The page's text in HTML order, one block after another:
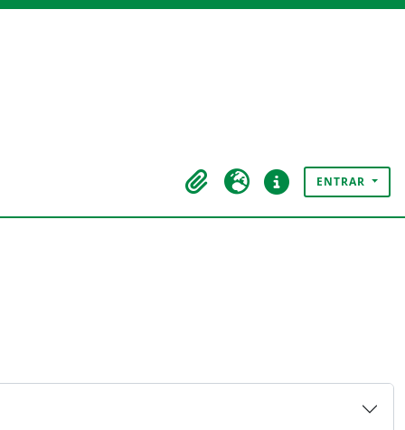
Área de transferência
Idioma Ligações rápidas
ENTRAR